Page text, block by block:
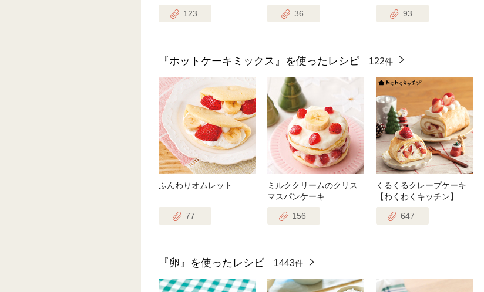
123 36 93
『ホットケーキミックス』を使ったレシピ 122件
ふんわりオムレット
77
ミルククリームのクリス
マスパンケーキ
156
くるくるクレープケーキ
【わくわくキッチン】
647
『卵』を使ったレシピ 1443件